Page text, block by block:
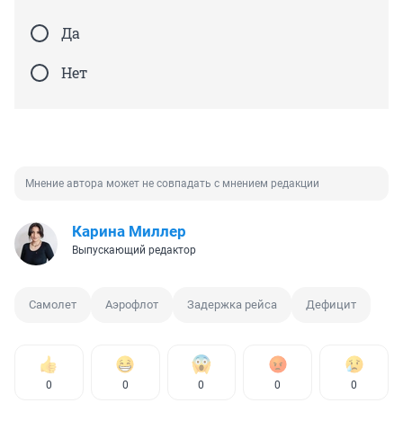
Да
Нет
Мнение автора может не совпадать с мнением редакции
Карина Миллер
Выпускающий редактор
Самолет Аэрофлот Задержка рейса Дефицит
0 0 0 0 0